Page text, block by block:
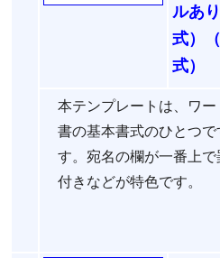
ルあ
式）
式）
本テンプレートは、ワ
書の基本書式のひとつ
す。宛名の欄が一番上
付きなどが特色です。